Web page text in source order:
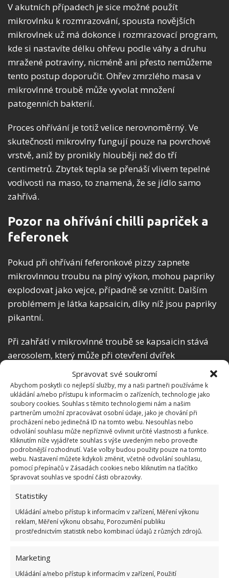
Spravovat své soukromí
Abychom poskytli co nejlepší služby, my a naši partneři používáme k
ukládání a/nebo přístupu k informacím o zařízeních, technologie jako
soubory cookies. Souhlas s těmito technologiemi nám a našim
partnerům umožní zpracovávat osobní údaje, jako je chování při
procházení nebo jedinečná ID na tomto webu. Nesouhlas nebo
odvolání souhlasu může nepříznivě ovlivnit určité vlastnosti a funkce.
Kliknutím níže vyjádřete souhlas s výše uvedeným nebo proveďte
podrobnější rozhodnutí. Vaše volby budou použity pouze na tomto
webu. Nastavení můžete kdykoli změnit, včetně odvolání souhlasu,
pomocí přepínačů v Zásadách cookies nebo kliknutím na tlačítko
Spravovat souhlas ve spodní části obrazovky.
Statistiky
Ukládání a/nebo přístup k informacím v zařízení, Měření výkonu
reklam, Měření výkonu obsahu, Porozumění publiku
prostřednictvím statistik nebo kombinací údajů z různých zdrojů.
Marketing
Ukládání a/nebo přístup k informacím v zařízení, Použití
V akutních případech je sice možné použít
mikrovlnku k rozmrazování, spousta novějších
mikrovlnek už má dokonce i rozmrazovací program,
kde si nastavíte délku ohřevu podle váhy a druhu
mražené potraviny, nicméně ani přesto nemůžeme
tento postup doporučit. Ohřev zmrzlého masa v
mikrovlnné troubě může vyvolat množení
patogenních bakterií.
Proces ohřívání je totiž velice nerovnoměrný. Ve
skutečnosti mikrovlny fungují pouze na povrchové
vrstvě, aniž by pronikly hlouběji než do tří
centimetrů. Zbytek tepla se přenáší vlivem tepelné
vodivosti na maso, to znamená, že se jídlo samo
zahřívá.
Pozor na ohřívání chilli papriček a
feferonek
Pokud při ohřívání feferonkové pizzy zapnete
mikrovlnnou troubu na plný výkon, mohou papriky
explodovat jako vejce, případně se vznítit. Dalším
problémem je látka kapsaicin, díky níž jsou papriky
pikantní.
Při zahřátí v mikrovlnné troubě se kapsaicin stává
aerosolem, který může při otevření dvířek
mikrovlnné trouby vystřelit a v krajním případě
způsobit nepříjemnou popáleninu. Závěr: pokud
opravdu něco vaříte s feferonkami, je to lepší v
troubě nebo na sporáku.
Pozor na plast, polystyrenové boxy
a cokoliv pevně uzavřeného
Plast a mikrovlnná trouba nejsou tou nejlepší
podobné estrogenu, jejichž konzumace může vést k
poškození orgánů. Při zahřátí v mikrovlnné troubě
tyto látky pronikají do potravin a ty jsou pak pro
Nádoby z polystyrenu, které se často používají k